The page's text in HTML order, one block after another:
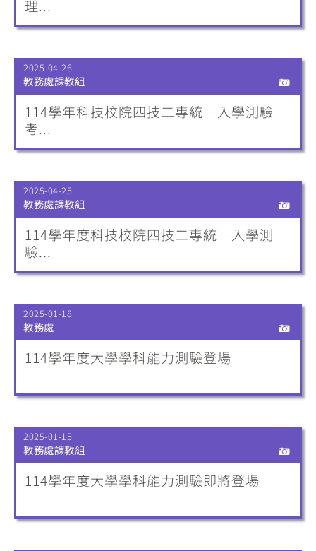
理...
2025-04-26
教務處課教組
114學年科技校院四技二專統一入學測驗
考...
2025-04-25
教務處課教組
114學年度科技校院四技二專統一入學測
驗...
2025-01-18
教務處
114學年度大學學科能力測驗登場
2025-01-15
教務處課教組
114學年度大學學科能力測驗即將登場